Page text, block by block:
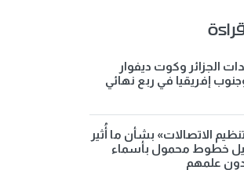
الجزائر وكوت ديفوار
إفريقيا في ربع نهائي
الاتصالات» بشأن ما أُثير
خطوط محمول بأسماء
علمهم